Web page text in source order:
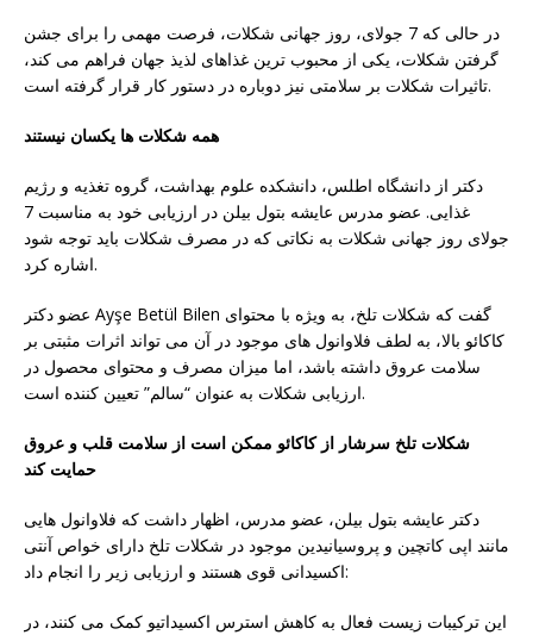
در حالی که 7 جولای، روز جهانی شکلات، فرصت مهمی را برای جشن
گرفتن شکلات، یکی از محبوب ترین غذاهای لذیذ جهان فراهم می کند،
تاثیرات شکلات بر سلامتی نیز دوباره در دستور کار قرار گرفته است.
همه شکلات ها یکسان نیستند
دکتر از دانشگاه اطلس، دانشکده علوم بهداشت، گروه تغذیه و رژیم
غذایی. عضو مدرس عایشه بتول بیلن در ارزیابی خود به مناسبت 7
جولای روز جهانی شکلات به نکاتی که در مصرف شکلات باید توجه شود
اشاره کرد.
عضو دکتر Ayşe Betül Bilen گفت که شکلات تلخ، به ویژه با محتوای
کاکائو بالا، به لطف فلاوانول های موجود در آن می تواند اثرات مثبتی بر
سلامت عروق داشته باشد، اما میزان مصرف و محتوای محصول در
ارزیابی شکلات به عنوان “سالم” تعیین کننده است.
شکلات تلخ سرشار از کاکائو ممکن است از سلامت قلب و عروق
حمایت کند
دکتر عایشه بتول بیلن، عضو مدرس، اظهار داشت که فلاوانول هایی
مانند اپی کاتچین و پروسیانیدین موجود در شکلات تلخ دارای خواص آنتی
اکسیدانی قوی هستند و ارزیابی زیر را انجام داد:
این ترکیبات زیست فعال به کاهش استرس اکسیداتیو کمک می کنند، در